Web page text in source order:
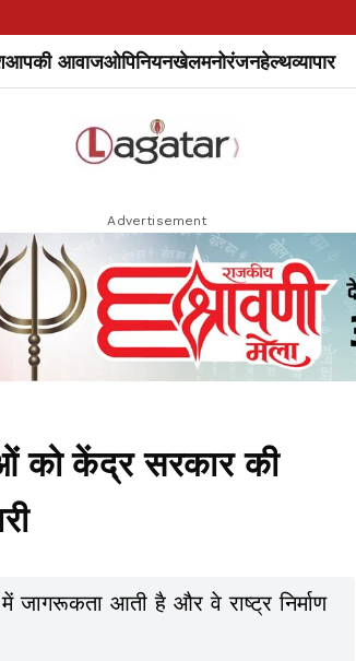
आपकी आवाजओपिनियनखेलमनोरंजनहेल्थव्यापार
Advertisement
को केंद्र सरकार की
जागरूकता आती है और वे राष्ट्र निर्माण